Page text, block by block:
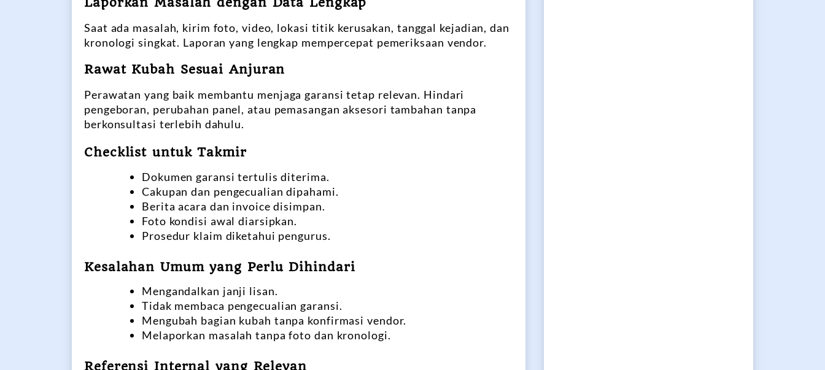
Saat ada masalah, kirim foto, video, lokasi titik kerusakan, tanggal kejadian, dan
kronologi singkat. Laporan yang lengkap mempercepat pemeriksaan vendor.
Rawat Kubah Sesuai Anjuran
Perawatan yang baik membantu menjaga garansi tetap relevan. Hindari
pengeboran, perubahan panel, atau pemasangan aksesori tambahan tanpa
berkonsultasi terlebih dahulu.
Checklist untuk Takmir
Dokumen garansi tertulis diterima.
Cakupan dan pengecualian dipahami.
Berita acara dan invoice disimpan.
Foto kondisi awal diarsipkan.
Prosedur klaim diketahui pengurus.
Kesalahan Umum yang Perlu Dihindari
Mengandalkan janji lisan.
Tidak membaca pengecualian garansi.
Mengubah bagian kubah tanpa konfirmasi vendor.
Melaporkan masalah tanpa foto dan kronologi.
Referensi Internal yang Relevan